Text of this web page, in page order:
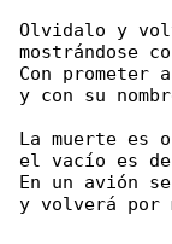
Olvidalo y
mostrándose
Con prometer
y con su
La muerte es
el vacío es
En un avión
y volverá por